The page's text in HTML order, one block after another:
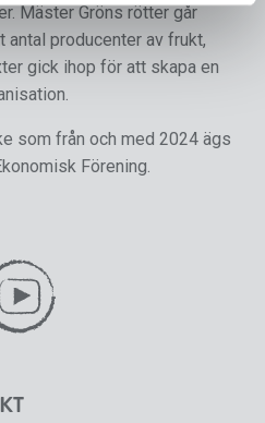
Mäster Gröns rötter går
producenter av frukt,
gick ihop för att skapa en
som från och med 2024 ägs
Förening.